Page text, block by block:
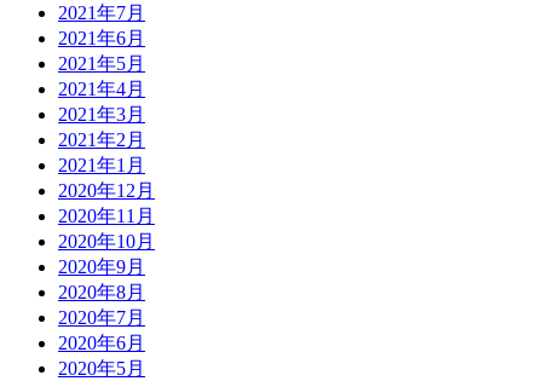
2021年7月
2021年6月
2021年5月
2021年4月
2021年3月
2021年2月
2021年1月
2020年12月
2020年11月
2020年10月
2020年9月
2020年8月
2020年7月
2020年6月
2020年5月